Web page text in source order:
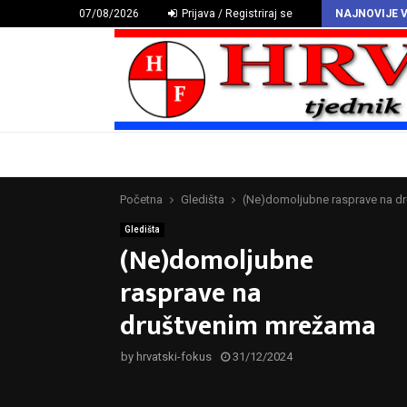
07/08/2026 Prijava / Registriraj se NAJNOVIJE
HAZU proglasio Deklaraciju o hrvatskomu povijesnom grbu
Početna Gledišta (Ne)domoljubne rasprave na
Gledišta
(Ne)domoljubne
rasprave na
društvenim mrežama
by hrvatski-fokus 31/12/2024